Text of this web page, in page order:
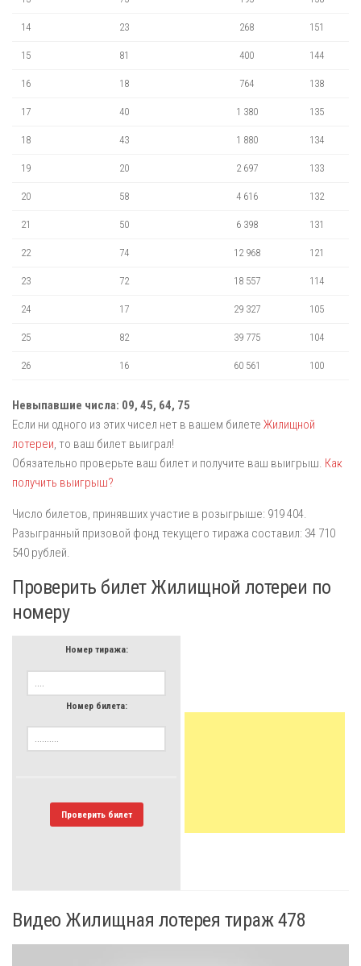
14 23 268 151
15 81 400 144
16 18 764 138
17 40 1 380 135
18 43 1 880 134
19 20 2 697 133
20 58 4 616 132
21 50 6 398 131
22 74 12 968 121
23 72 18 557 114
24 17 29 327 105
25 82 39 775 104
26 16 60 561 100
Невыпавшие числа: 09, 45, 64, 75
Если ни одного из этих чисел нет в вашем билете Жилищной
лотереи, то ваш билет выиграл!
Обязательно проверьте ваш билет и получите ваш выигрыш. Как
получить выигрыш?
Число билетов, принявших участие в розыгрыше: 919 404.
Разыгранный призовой фонд текущего тиража составил: 34 710
540 рублей.
Проверить билет Жилищной лотереи по
номеру
Номер тиража:
Номер билета:
Проверить билет
Видео Жилищная лотерея тираж 478